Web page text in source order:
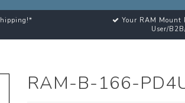
Your RAM Mount
User/
RAM-B-166-